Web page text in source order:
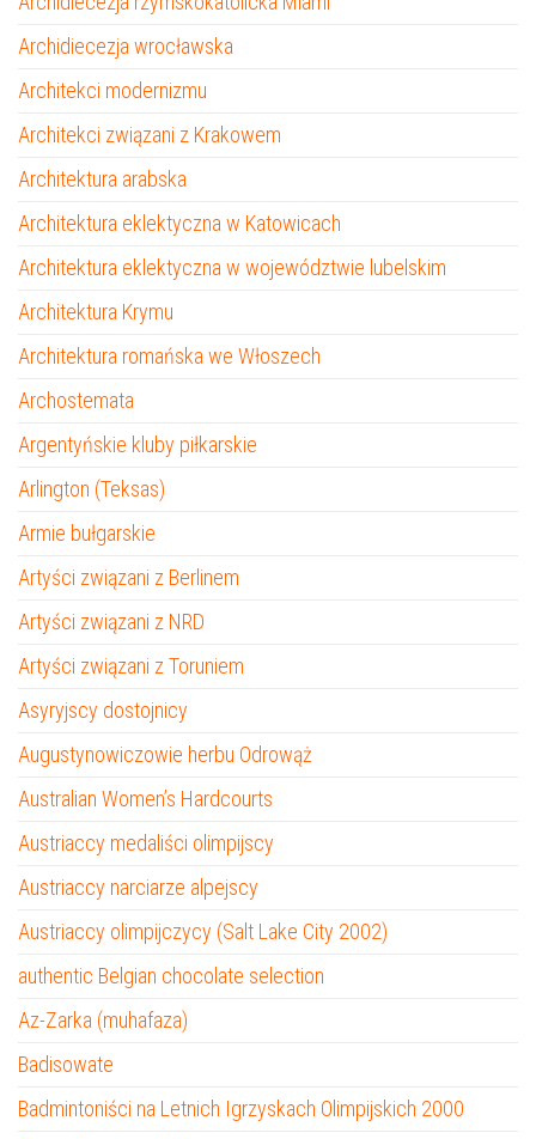
Archidiecezja wrocławska
Architekci modernizmu
Architekci związani z Krakowem
Architektura arabska
Architektura eklektyczna w Katowicach
Architektura eklektyczna w województwie lubelskim
Architektura Krymu
Architektura romańska we Włoszech
Archostemata
Argentyńskie kluby piłkarskie
Arlington (Teksas)
Armie bułgarskie
Artyści związani z Berlinem
Artyści związani z NRD
Artyści związani z Toruniem
Asyryjscy dostojnicy
Augustynowiczowie herbu Odrowąż
Australian Women’s Hardcourts
Austriaccy medaliści olimpijscy
Austriaccy narciarze alpejscy
Austriaccy olimpijczycy (Salt Lake City 2002)
authentic Belgian chocolate selection
Az-Zarka (muhafaza)
Badisowate
Badmintoniści na Letnich Igrzyskach Olimpijskich 2000